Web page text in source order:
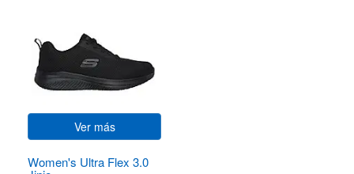
Ver más
Women's Ultra Flex 3.0